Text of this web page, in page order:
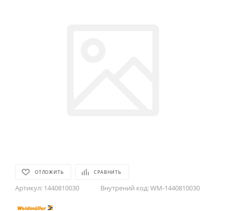
ОТЛОЖИТЬ СРАВНИТЬ
Артикул: 1440810030 Внутрений код:WM-1440810030